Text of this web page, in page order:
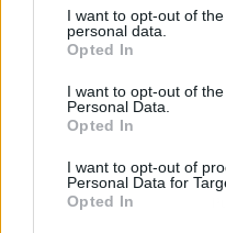
I want to opt-out of
personal data.
Opted In
I want to opt-out of
Personal Data.
Opted In
I want to opt-out of
Personal Data for
Opted In